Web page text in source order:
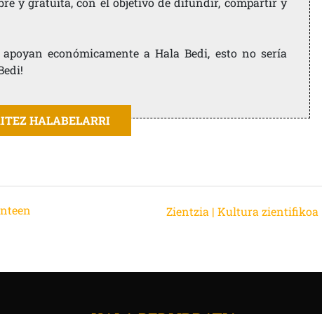
económicamente a Hala Bedi, esto no sería
HALABELARRI
Zientzia | Kultura zientifikoa